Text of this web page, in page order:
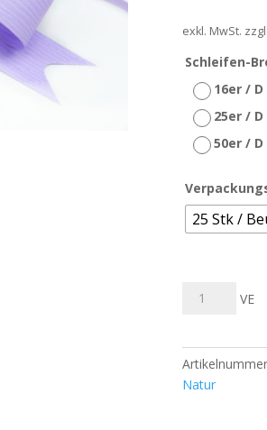
exkl. MwSt. zzgl.
Schleifen-
16er / D
25er / D
50er / D
25 Stk /
Packfix
Ziehschleifen
-
Flieder
VE
Natur